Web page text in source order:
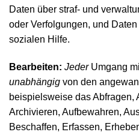
Daten über straf- und
oder Verfolgungen, und
sozialen Hilfe.
Bearbeiten: JederUmgang
unabhängig von den
beispielsweise das Abfragen,
Archivieren, Aufbewahren,
Beschaffen, Erfassen,